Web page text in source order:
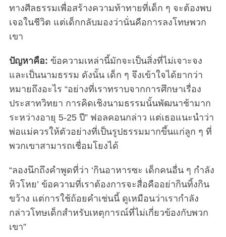
ทางศีลธรรมเพื่อสร้างความท้าทายที่เด็ก ๆ จะต้องพบ
เจอในชีวิต แต่เด็กกลับมองว่านั่นคือการลงโทษพวก
เขา
ปัญหาคือ: ข้อความเหล่านี้มักจะเป็นสิ่งที่ไม่เจาะจง
และเป็นนามธรรม ดังนั้น เด็ก ๆ จึงเข้าใจได้ยากว่า
หมายถึงอะไร “อย่างที่เราทราบจากการศึกษาเรื่อง
ประสาทวิทยา การคิดเชิงนามธรรมนั้นพัฒนาช้ามาก
ระหว่างอายุ 5-25 ปี” ฟอลคอนกล่าว แต่เธอแนะนำว่า
พ่อแม่ควรให้ตัวอย่างที่เป็นรูปธรรมมากขึ้นแก่ลูก ๆ ที่
พวกเขาสามารถเชื่อมโยงได้
“ลองนึกถึงคำพูดที่ว่า ‘กินอาหารซะ เด็กคนอื่น ๆ กำลัง
หิวโหย’ ข้อความที่เราต้องการจะสื่อคืออย่ากินทิ้งกิน
ขว้าง แต่การใช้ถ้อยคำเช่นนี้ ดูเหมือนว่าเรากำลัง
กล่าวโทษเด็กสำหรับเหตุการณ์ที่ไม่เกี่ยวข้องกับพวก
เขา”